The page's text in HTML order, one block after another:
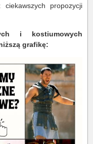
propozycji
i kostiumowych
grafikę: